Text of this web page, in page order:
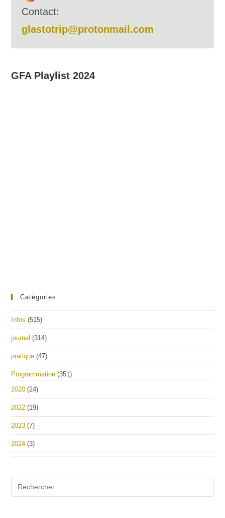
Contact:
glastotrip@protonmail.com
GFA Playlist 2024
Catégories
Infos (515)
journal (314)
pratique (47)
Programmation (351)
2020 (24)
2022 (19)
2023 (7)
2024 (3)